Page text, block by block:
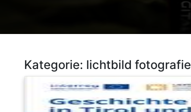
Kategorie: lichtbild fotografie